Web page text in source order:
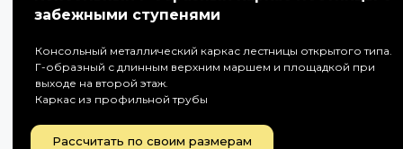
забежными ступенями
Консольный металлический каркас лестницы открытого типа.
Г-образный с длинным верхним маршем и площадкой при
выходе на второй этаж.
Каркас из профильной трубы
Рассчитать по своим размерам